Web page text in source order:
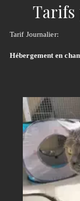
Tarifs
Tarif Journalier:
Hébergement en